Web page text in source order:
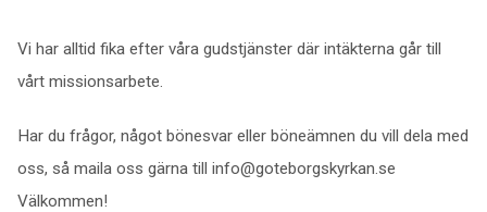
Vi har alltid fika efter våra gudstjänster där intäkterna går till
vårt missionsarbete.
Har du frågor, något bönesvar eller böneämnen du vill dela med
oss, så maila oss gärna till info@goteborgskyrkan.se
Välkommen!